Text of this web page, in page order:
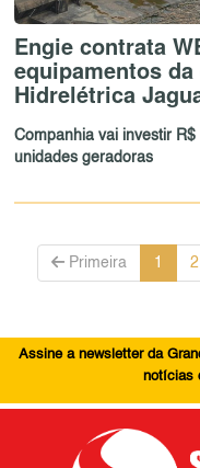
Engie contrata
equipamentos
Hidrelétrica
Companhia vai investir
unidades geradoras
Primeira 1 2
Assine a newsletter da
notícias